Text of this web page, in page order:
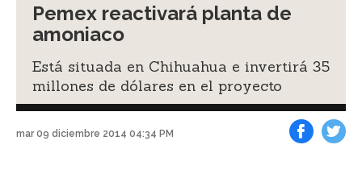
Pemex reactivará planta de
amoniaco
Está situada en Chihuahua e invertirá 35
millones de dólares en el proyecto
mar 09 diciembre 2014 04:34 PM